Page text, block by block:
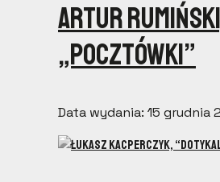
Artur
„Pocztówki”
Data wydania: 15 grudnia